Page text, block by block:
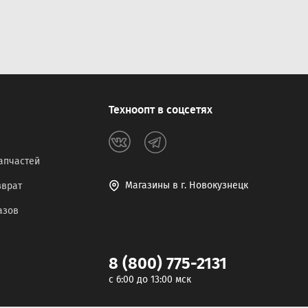
Техноопт в соцсетях
Магазины в г. Новокузнецк
8 (800) 775-2131
c 6:00 до 13:00 мск